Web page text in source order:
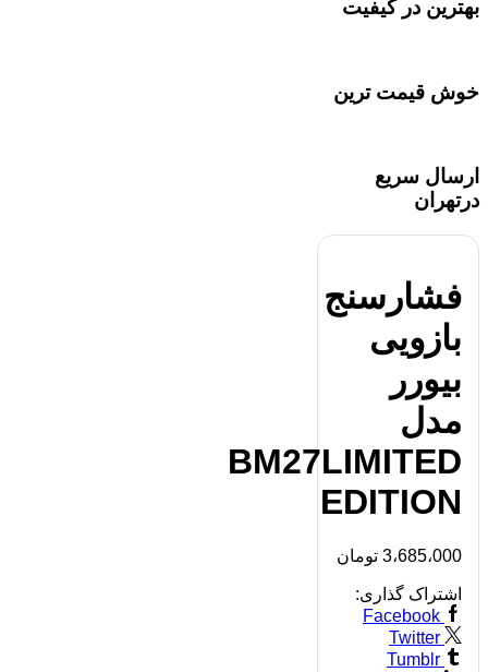
بهترین در کیفیت
خوش قیمت ترین
ارسال سریع
درتهران
فشارسنج
بازویی
بیورر
مدل
BM27LIMITED
EDITION
3،685،000 تومان
اشتراک گذاری:
Facebook
Twitter
Tumblr